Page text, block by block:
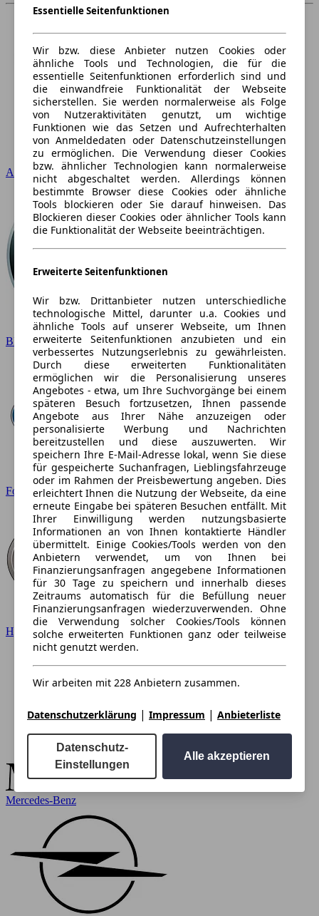
Audi
BMW
Ford
Hyundai
Mercedes-Benz
Essentielle Seitenfunktionen
Wir bzw. diese Anbieter nutzen Cookies oder
ähnliche Tools und Technologien, die für die
essentielle Seitenfunktionen erforderlich sind und
die einwandfreie Funktionalität der Webseite
sicherstellen. Sie werden normalerweise als Folge
von Nutzeraktivitäten genutzt, um wichtige
Funktionen wie das Setzen und Aufrechterhalten
von Anmeldedaten oder Datenschutzeinstellungen
zu ermöglichen. Die Verwendung dieser Cookies
bzw. ähnlicher Technologien kann normalerweise
nicht abgeschaltet werden. Allerdings können
bestimmte Browser diese Cookies oder ähnliche
Tools blockieren oder Sie darauf hinweisen. Das
Blockieren dieser Cookies oder ähnlicher Tools kann
die Funktionalität der Webseite beeinträchtigen.
Erweiterte Seitenfunktionen
Wir bzw. Drittanbieter nutzen unterschiedliche
technologische Mittel, darunter u.a. Cookies und
ähnliche Tools auf unserer Webseite, um Ihnen
erweiterte Seitenfunktionen anzubieten und ein
verbessertes Nutzungserlebnis zu gewährleisten.
Durch diese erweiterten Funktionalitäten
ermöglichen wir die Personalisierung unseres
Angebotes - etwa, um Ihre Suchvorgänge bei einem
späteren Besuch fortzusetzen, Ihnen passende
Angebote aus Ihrer Nähe anzuzeigen oder
personalisierte Werbung und Nachrichten
bereitzustellen und diese auszuwerten. Wir
speichern Ihre E-Mail-Adresse lokal, wenn Sie diese
für gespeicherte Suchanfragen, Lieblingsfahrzeuge
oder im Rahmen der Preisbewertung angeben. Dies
erleichtert Ihnen die Nutzung der Webseite, da eine
erneute Eingabe bei späteren Besuchen entfällt. Mit
Ihrer Einwilligung werden nutzungsbasierte
Informationen an von Ihnen kontaktierte Händler
übermittelt. Einige Cookies/Tools werden von den
Anbietern verwendet, um von Ihnen bei
Finanzierungsanfragen angegebene Informationen
für 30 Tage zu speichern und innerhalb dieses
Zeitraums automatisch für die Befüllung neuer
Finanzierungsanfragen wiederzuverwenden. Ohne
die Verwendung solcher Cookies/Tools können
solche erweiterten Funktionen ganz oder teilweise
nicht genutzt werden.
Wir arbeiten mit 228 Anbietern zusammen.
Datenschutzerklärung | Impressum | Anbieterliste
Datenschutz-
Einstellungen
Alle akzeptieren